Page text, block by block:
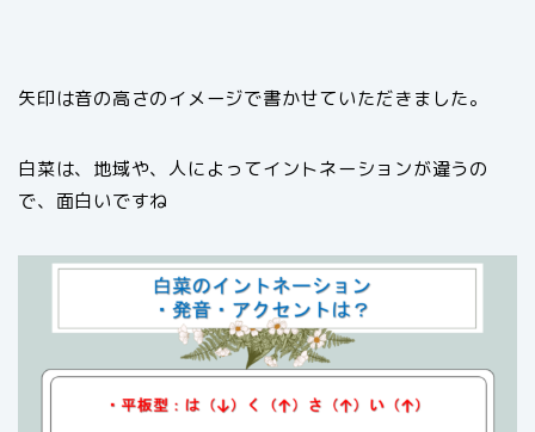
矢印は音の高さのイメージで書かせていただきました。
白菜は、地域や、人によってイントネーションが違うの
で、面白いですね